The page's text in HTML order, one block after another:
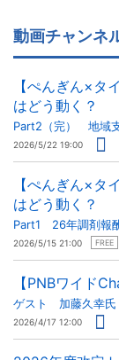
動画チャンネ
【ぺんぎん×タ
はどう動く？
Part2（完） 地域
2026/5/22 19:00
【ぺんぎん×タ
はどう動く？
Part1 26年調剤報
2026/5/15 21:00 FREE
【PNBワイド
ゲスト 加藤久幸氏
2026/4/17 12:00